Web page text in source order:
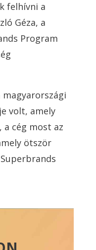
felhívni a
Géza, a
Program
magyarországi
volt, amely
a cég most az
ötször